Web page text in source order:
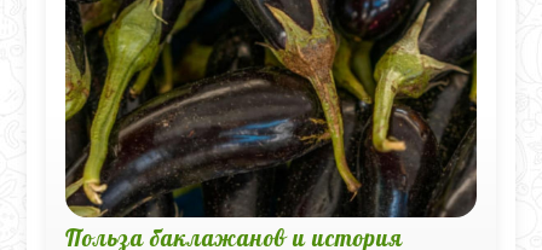
Польза баклажанов и история